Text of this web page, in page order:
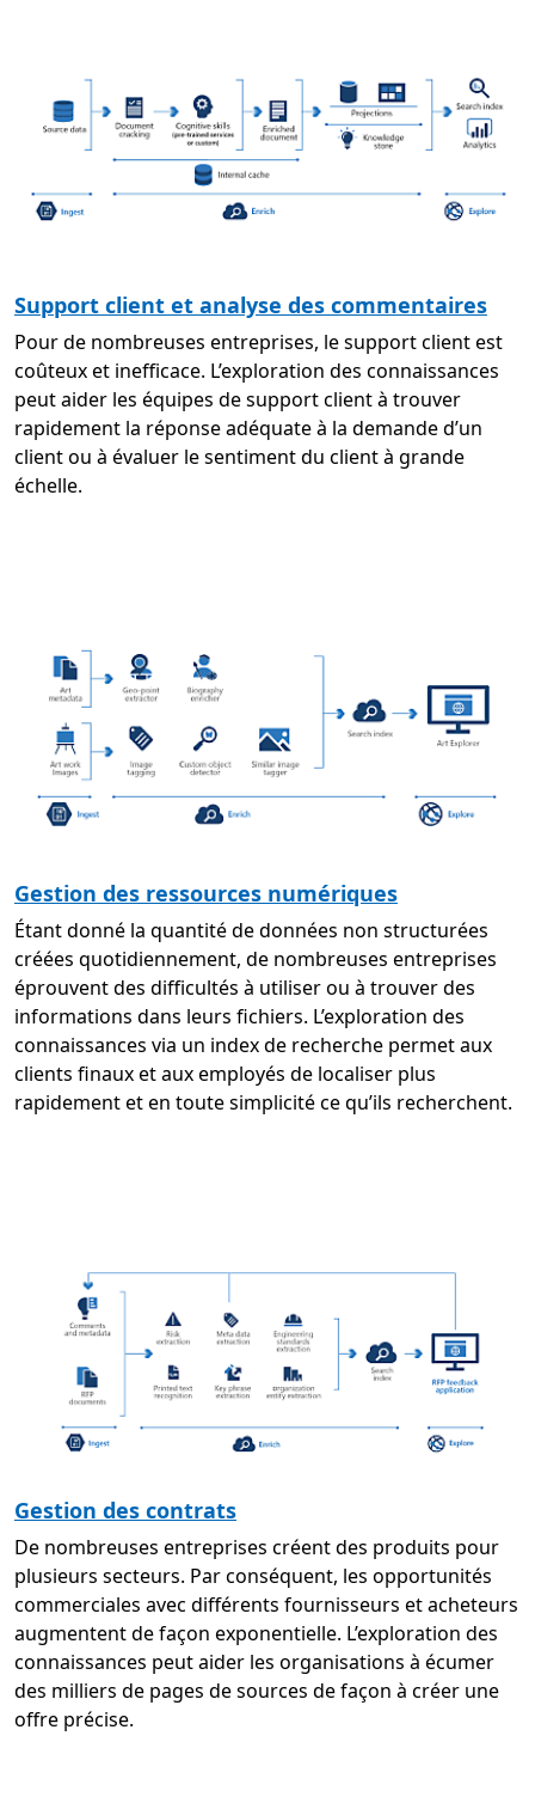
Support client et analyse des commentaires
Pour de nombreuses entreprises, le support client est
coûteux et inefficace. L’exploration des connaissances
peut aider les équipes de support client à trouver
rapidement la réponse adéquate à la demande d’un
client ou à évaluer le sentiment du client à grande
échelle.
Gestion des ressources numériques
Étant donné la quantité de données non structurées
créées quotidiennement, de nombreuses entreprises
éprouvent des difficultés à utiliser ou à trouver des
informations dans leurs fichiers. L’exploration des
connaissances via un index de recherche permet aux
clients finaux et aux employés de localiser plus
rapidement et en toute simplicité ce qu’ils recherchent.
Gestion des contrats
De nombreuses entreprises créent des produits pour
plusieurs secteurs. Par conséquent, les opportunités
commerciales avec différents fournisseurs et acheteurs
augmentent de façon exponentielle. L’exploration des
connaissances peut aider les organisations à écumer
des milliers de pages de sources de façon à créer une
offre précise.